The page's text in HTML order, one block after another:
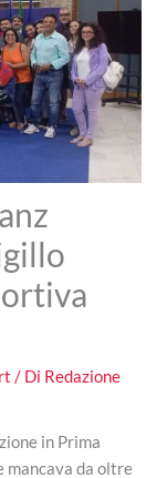
/ Di Redazione
in Prima
mancava da oltre